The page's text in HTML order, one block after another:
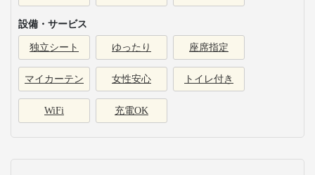
設備・サービス
独立シート ゆったり 座席指定
マイカーテン 女性安心 トイレ付き
WiFi 充電OK